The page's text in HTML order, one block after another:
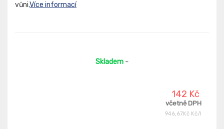
vůni.Více informací
Skladem -
142 Kč
včetně DPH
946,67Kč Kč/l